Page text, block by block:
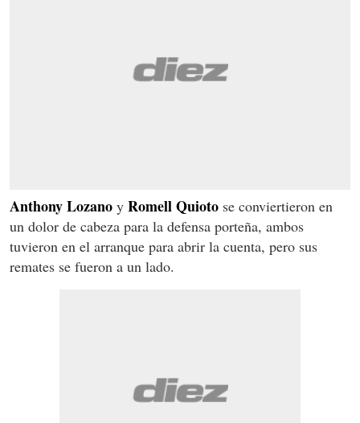
Anthony Lozano y Romell Quioto se conviertieron en
un dolor de cabeza para la defensa porteña, ambos
tuvieron en el arranque para abrir la cuenta, pero sus
remates se fueron a un lado.